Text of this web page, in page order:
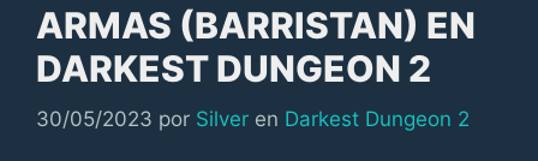
ARMAS (BARRISTAN) EN
DARKEST DUNGEON 2
30/05/2023 por Silver en Categorías
Darkest Dungeon 2